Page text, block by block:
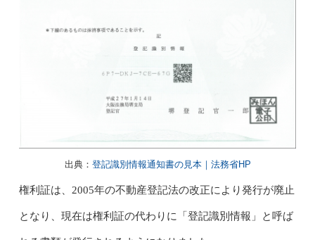
出典： 登記識別情報通知書の見本｜法務省HP
権利証は、2005年の不動産登記法の改正により発行が廃止
となり、現在は権利証の代わりに「登記識別情報」と呼ば